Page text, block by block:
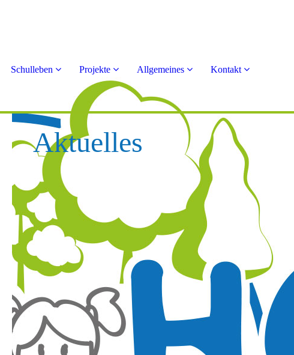
Schulleben Projekte Allgemeines Kontakt
Aktuelles